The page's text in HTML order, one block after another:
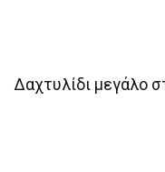
Δαχτυλίδι μεγάλο